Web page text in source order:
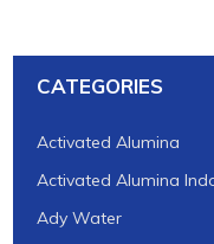
CATEGORIES
Activated Alumina
Activated Alumina
Ady Water